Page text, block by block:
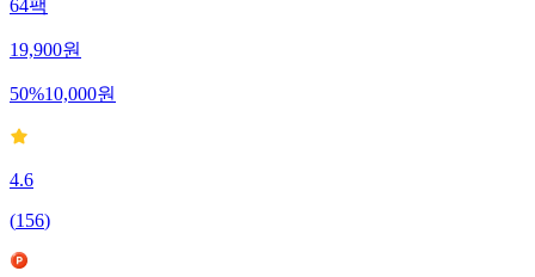
64팩
19,900원
50%10,000원
4.6
(156)